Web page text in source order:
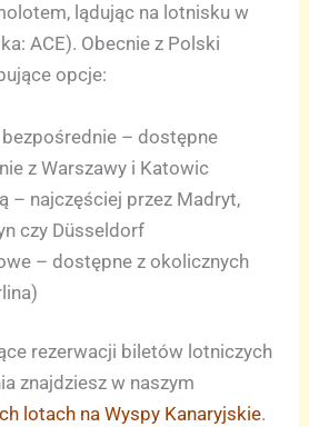
lądując na lotnisku w
ACE). Obecnie z Polski
opcje:
– dostępne
z Warszawy i Katowic
– najczęściej przez Madryt,
czy Düsseldorf
– dostępne z okolicznych
rezerwacji biletów lotniczych
znajdziesz w naszym
lotach na Wyspy Kanaryjskie.